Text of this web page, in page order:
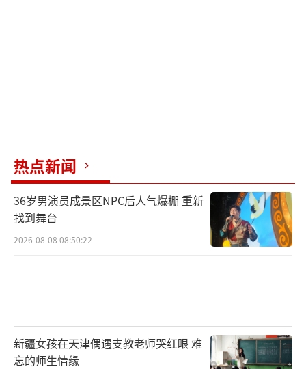
尼斯。
（责任编辑：zx0176）
热点新闻
36岁男演员成景区NPC后人气爆棚 重新
找到舞台
2026-08-08 08:50:22
新疆女孩在天津偶遇支教老师哭红眼 难
忘的师生情缘